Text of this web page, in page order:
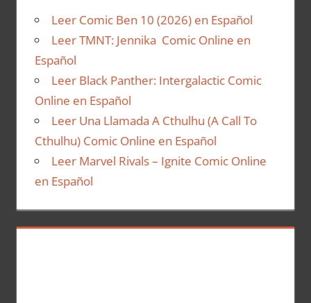
Leer Comic Ben 10 (2026) en Español
Leer TMNT: Jennika Comic Online en
Español
Leer Black Panther: Intergalactic Comic
Online en Español
Leer Una Llamada A Cthulhu (A Call To
Cthulhu) Comic Online en Español
Leer Marvel Rivals – Ignite Comic Online
en Español